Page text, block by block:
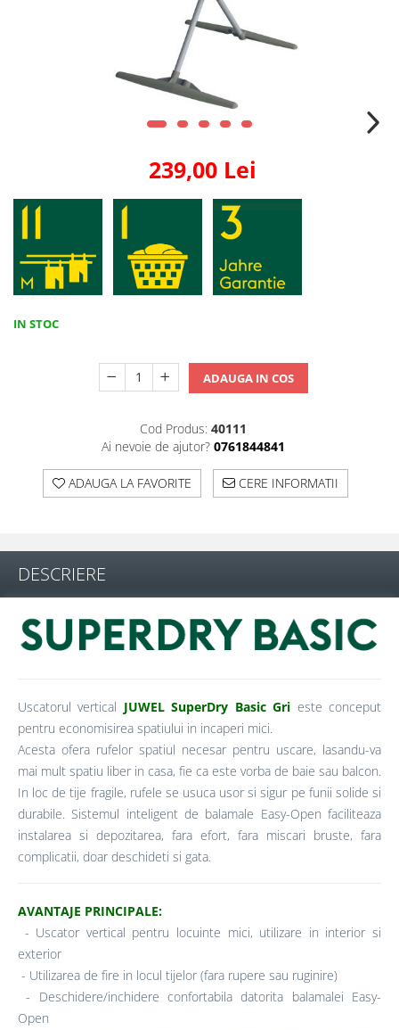
239,00 Lei
IN STOC
ADAUGA IN COS
Cod Produs: 40111
Ai nevoie de ajutor? 0761844841
ADAUGA LA FAVORITE CERE INFORMATII
DESCRIERE
Uscatorul vertical JUWEL SuperDry Basic Gri este conceput
pentru economisirea spatiului in incaperi mici.
Acesta ofera rufelor spatiul necesar pentru uscare, lasandu-va
mai mult spatiu liber in casa, fie ca este vorba de baie sau balcon.
In loc de tije fragile, rufele se usuca usor si sigur pe funii solide si
durabile. Sistemul inteligent de balamale Easy-Open faciliteaza
instalarea si depozitarea, fara efort, fara miscari bruste, fara
complicatii, doar deschideti si gata.
AVANTAJE PRINCIPALE:
- Uscator vertical pentru locuinte mici, utilizare in interior si
exterior
- Utilizarea de fire in locul tijelor (fara rupere sau ruginire)
- Deschidere/inchidere confortabila datorita balamalei Easy-
Open